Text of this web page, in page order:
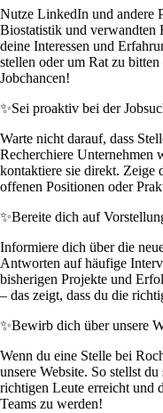
Nutze LinkedIn und andere
Biostatistik und verwandten
deine Interessen und
stellen oder um Rat zu
Jobchancen!
✨Sei proaktiv bei der
Warte nicht darauf, dass
Recherchiere Unternehmen
kontaktiere sie direkt. Zeige
offenen Positionen oder
✨Bereite dich auf
Informiere dich über die
Antworten auf häufige
bisherigen Projekte und
– das zeigt, dass du die
✨Bewirb dich über unsere
Wenn du eine Stelle bei
unsere Website. So stellst
richtigen Leute erreicht und
Teams zu werden!